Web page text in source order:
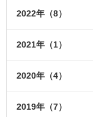
2022年（8）
2021年（1）
2020年（4）
2019年（7）